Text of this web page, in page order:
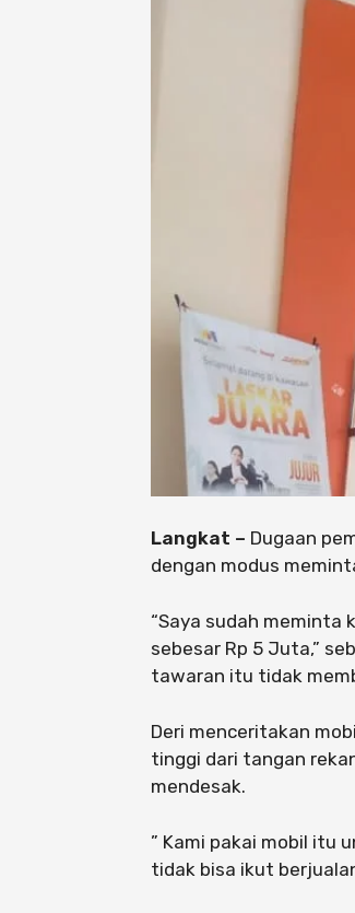
Langkat – Dugaan
dengan modus
“Saya sudah meminta
sebesar Rp 5 Juta,”
tawaran itu tidak
Deri menceritakan
tinggi dari tangan
mendesak.
” Kami pakai mobil itu
tidak bisa ikut